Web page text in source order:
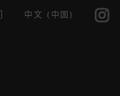
中文 (中国) IG